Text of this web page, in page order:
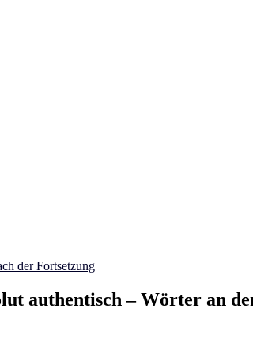
der Fortsetzung
authentisch – Wörter an